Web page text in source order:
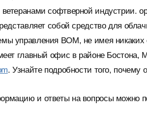
софтверной индустрии.
собой средство для
управления BOM, не имея никаких
главный офис в районе Бостона,
. Узнайте подробности того, почему
и ответы на вопросы можно